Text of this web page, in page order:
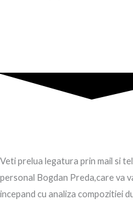
Veti prelua legatura prin mail si
personal Bogdan Preda,care va
incepand cu analiza compozitiei